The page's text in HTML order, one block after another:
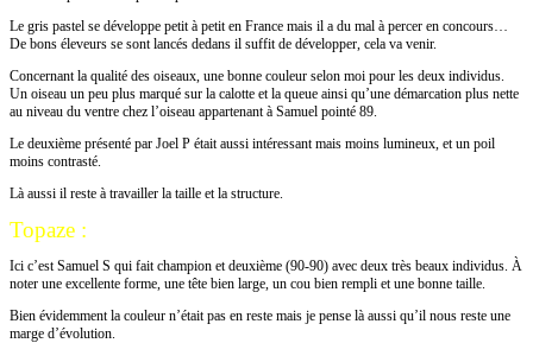
Le gris pastel se développe petit à petit en France mais il a du mal à percer en concours…
De bons éleveurs se sont lancés dedans il suffit de développer, cela va venir.
Concernant la qualité des oiseaux, une bonne couleur selon moi pour les deux individus.
Un oiseau un peu plus marqué sur la calotte et la queue ainsi qu’une démarcation plus nette
au niveau du ventre chez l’oiseau appartenant à Samuel pointé 89.
Le deuxième présenté par Joel P était aussi intéressant mais moins lumineux, et un poil
moins contrasté.
Là aussi il reste à travailler la taille et la structure.
Topaze :
Ici c’est Samuel S qui fait champion et deuxième (90-90) avec deux très beaux individus. À
noter une excellente forme, une tête bien large, un cou bien rempli et une bonne taille.
Bien évidemment la couleur n’était pas en reste mais je pense là aussi qu’il nous reste une
marge d’évolution.